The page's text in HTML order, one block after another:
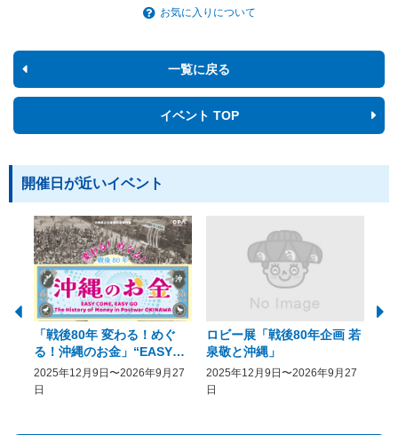
お気に入りについて
一覧に戻る
イベント TOP
開催日が近いイベント
「戦後80年 変わる！めぐ
る！沖縄のお金」“EASY
COME, EASY GO － The
History of Money in
2025年12月9日〜2026年9月27
日
ロビー展「戦後80年企画 若
泉敬と沖縄」
2025年12月9日〜2026年9月27
日